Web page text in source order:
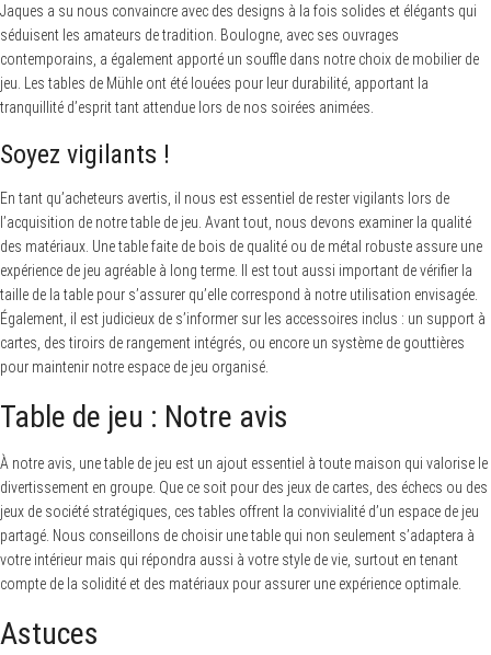
Jaques a su nous convaincre avec des designs à la fois solides et élégants qui
séduisent les amateurs de tradition. Boulogne, avec ses ouvrages
contemporains, a également apporté un souffle dans notre choix de mobilier de
jeu. Les tables de Mühle ont été louées pour leur durabilité, apportant la
tranquillité d’esprit tant attendue lors de nos soirées animées.
Soyez vigilants !
En tant qu’acheteurs avertis, il nous est essentiel de rester vigilants lors de
l’acquisition de notre table de jeu. Avant tout, nous devons examiner la qualité
des matériaux. Une table faite de bois de qualité ou de métal robuste assure une
expérience de jeu agréable à long terme. Il est tout aussi important de vérifier la
taille de la table pour s’assurer qu’elle correspond à notre utilisation envisagée.
Également, il est judicieux de s’informer sur les accessoires inclus : un support à
cartes, des tiroirs de rangement intégrés, ou encore un système de gouttières
pour maintenir notre espace de jeu organisé.
Table de jeu : Notre avis
À notre avis, une table de jeu est un ajout essentiel à toute maison qui valorise le
divertissement en groupe. Que ce soit pour des jeux de cartes, des échecs ou des
jeux de société stratégiques, ces tables offrent la convivialité d’un espace de jeu
partagé. Nous conseillons de choisir une table qui non seulement s’adaptera à
votre intérieur mais qui répondra aussi à votre style de vie, surtout en tenant
compte de la solidité et des matériaux pour assurer une expérience optimale.
Astuces